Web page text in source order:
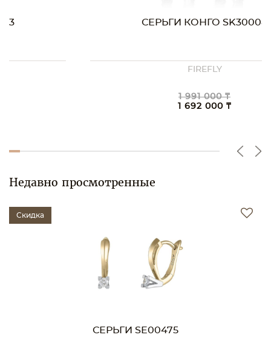
СЕРЬГИ КОНГО SK30008
Недавно просмотренные
Скидка
СЕРЬГИ SE00475